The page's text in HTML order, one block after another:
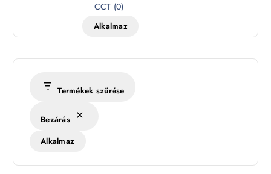
é
s
k
CCT (0)
Alkalmaz
Termékek szűrése
Bezárás
Alkalmaz